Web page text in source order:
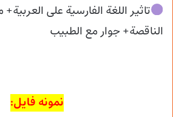
تاثیر اللغة الفارسیة علی
الناقصة+ جوار مع الطبیب
نمونه فایل: